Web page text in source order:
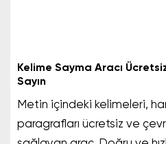
Kelime Sayma Aracı
Sayın
Metin içindeki kelimeleri,
paragrafları ücretsiz ve